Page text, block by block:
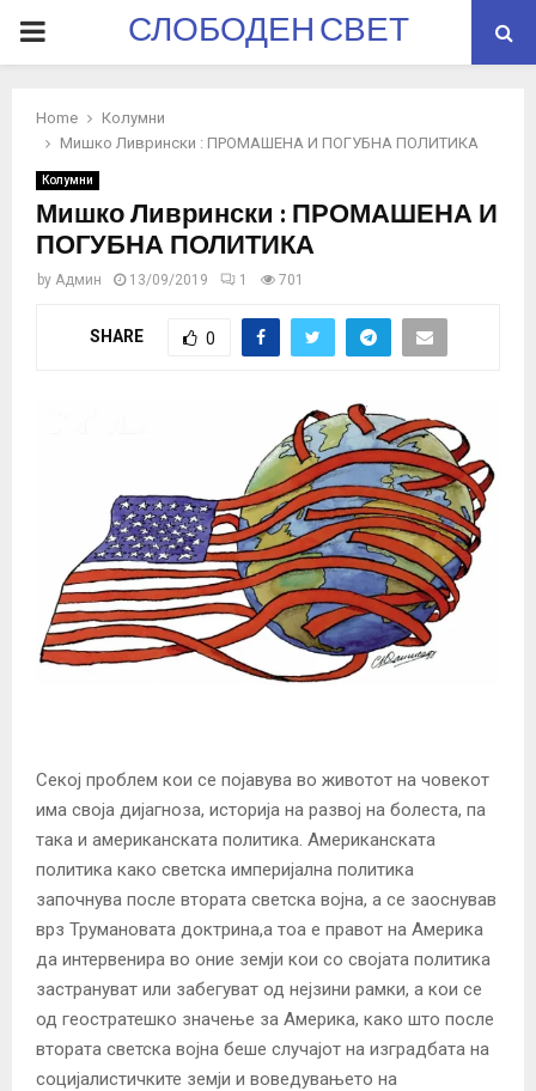
PRIMARYСЛОБОДЕН СВЕТ
Home
Колумни
Мишко Ливрински : ПРОМАШЕНА И ПОГУБНА ПОЛИТИКА
Колумни
Мишко Ливрински : ПРОМАШЕНА И
ПОГУБНА ПОЛИТИКА
by Админ 13/09/2019 1 701
SHARE 0
Секој проблем кои се појавува во животот на човекот
има своја дијагноза, историја на развој на болеста, па
така и американската политика. Американската
политика како светска империјална политика
започнува после втората светска војна, а се заоснував
врз Трумановата доктрина,а тоа е правот на Америка
да интервенира во оние земји кои со својата политика
застрануват или забегуват од нејзини рамки, а кои се
од геостратешко значење за Америка, како што после
втората светска војна беше случајот на изградбата на
социјалистичките земји и воведувањето на